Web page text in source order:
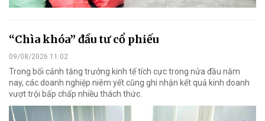
“Chìa khóa” đầu tư cổ phiếu
09/08/2026 11:02
Trong bối cảnh tăng trưởng kinh tế tích cực trong nửa đầu năm
nay, các doanh nghiệp niêm yết cũng ghi nhận kết quả kinh doanh
vượt trội bấp chấp nhiều thách thức.